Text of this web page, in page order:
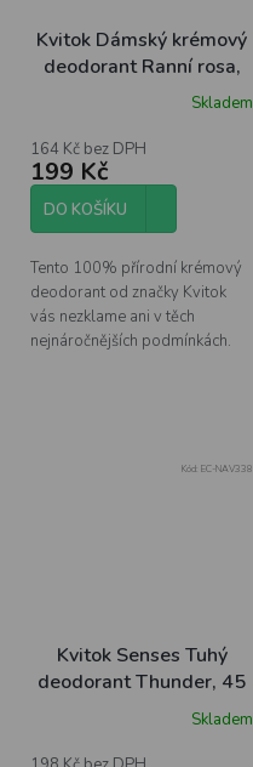
Kvitok Dámský krémový
deodorant Ranní rosa,
Skladem
164 Kč bez DPH
199 Kč
DO KOŠÍKU
Tento 100% přírodní krémový
deodorant od značky Kvitok
vás nezklame ani v těch
nejnáročnějších podmínkách.
Kvitok Senses Tuhý
deodorant Thunder, 45
Skladem
Kód: EC-NAV338